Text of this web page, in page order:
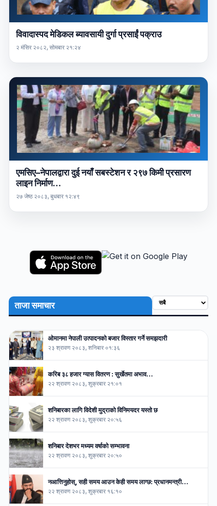
विवादास्पद मेडिकल ब्यावसायी दुर्गा प्रसाईं पक्राउ
२ मंसिर २०८२, सोमबार २१:२४
एमसिए–नेपालद्वारा दुई नयाँ सबस्टेशन र २९७ किमी प्रसारण
लाइन निर्माण…
२७ जेष्ठ २०८३, बुधबार १२:४९
ताजा समाचार
ओमानमा नेपाली उत्पादनको बजार विस्तार गर्ने समझदारी
२३ श्रावण २०८३, शनिबार ०१:३६
करिब ३८ हजार ग्यास वितरण : सुर्खेतमा अभाव…
२२ श्रावण २०८३, शुक्रबार २१:०१
शनिबारका लागि विदेशी मुद्राको विनिमयदर यस्तो छ
२२ श्रावण २०८३, शुक्रबार २०:५६
शनिबार देशभर मध्यम वर्षाको सम्भावना
२२ श्रावण २०८३, शुक्रबार २०:५०
नआत्तिनुहोस्, सही समय आउन केही समय लाग्छ: प्रधानमन्त्री…
२२ श्रावण २०८३, शुक्रबार १६:१०